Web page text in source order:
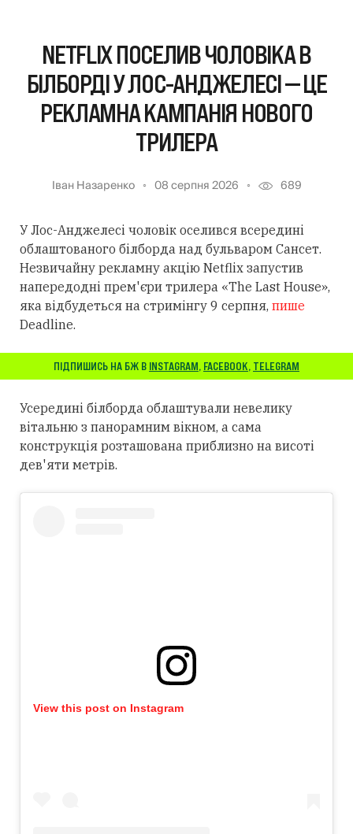
NETFLIX ПОСЕЛИВ ЧОЛОВІКА В
БІЛБОРДІ У ЛОС-АНДЖЕЛЕСІ — ЦЕ
РЕКЛАМНА КАМПАНІЯ НОВОГО
ТРИЛЕРА
Іван Назаренко 08 серпня 2026 689
У Лос-Анджелесі чоловік оселився всередині
облаштованого білборда над бульваром Сансет.
Незвичайну рекламну акцію Netflix запустив
напередодні прем'єри трилера «The Last House»,
яка відбудеться на стримінгу 9 серпня, пише
Deadline.
ПІДПИШИСЬ НА БЖ В INSTAGRAM, FACEBOOK, TELEGRAM
Усередині білборда облаштували невелику
вітальню з панорамним вікном, а сама
конструкція розташована приблизно на висоті
дев'яти метрів.
View this post on Instagram